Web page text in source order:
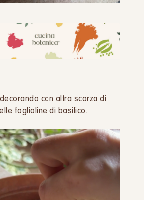
con altra scorza di
foglioline di basilico.